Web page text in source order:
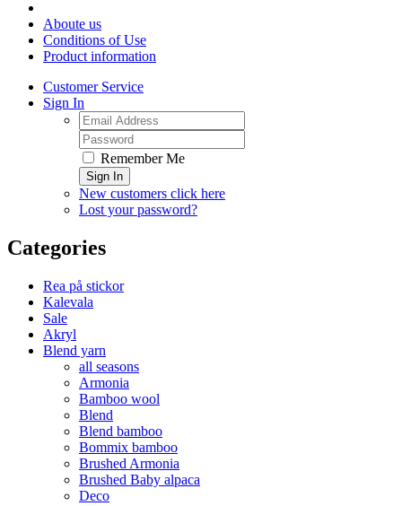
Aboute us
Conditions of Use
Product information
Customer Service
Sign In
Remember Me
Sign In
New customers click here
Lost your password?
Categories
Rea på stickor
Kalevala
Sale
Akryl
Blend yarn
all seasons
Armonia
Bamboo wool
Blend
Blend bamboo
Bommix bamboo
Brushed Armonia
Brushed Baby alpaca
Deco